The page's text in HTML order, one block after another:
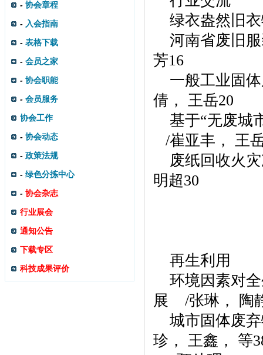
- 协会章程
- 入会指南
- 表格下载
- 会员之家
- 协会职能
- 会员服务
协会工作
- 协会动态
- 政策法规
- 绿色分拣中心
- 协会杂志
行业展会
通知公告
下载专区
科技成果评价
绿衣盎然旧
河南省废旧
芳16
一般工业固
倩， 王岳20
基于“无废城
/崔亚丰， 王
废纸回收火
明超30
再生利用
环境因素对
展
/张琳， 陶
城市固体废
珍， 王鑫， 等3